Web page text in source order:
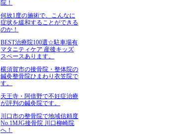
院！
何故1度の施術で、こんなに
症状を緩和することができる
のか！
BEST治療院100選☆駐車場有
マタニティケア 産後キッズ
スペースあります。
横須賀市の接骨院・整体院の
鍼灸整骨院ひまわり衣笠院で
す。
天王寺・阿倍野で不妊症治療
が評判の鍼灸院です。
川口市の整骨院で地域信頼度
No.1MJG接骨院 川口柳崎院
へ！